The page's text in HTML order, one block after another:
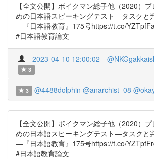
【全文公開】ボイクマン総子他（2020）
めの日本語スピーキングテスト―タスクと
―『日本語教育』175号https://t.co/
#日本語教育論文
2023-04-10 12:00:02
3
3 @4488dolphin @anarchist_08
【全文公開】ボイクマン総子他（2020）
めの日本語スピーキングテスト―タスクと
―『日本語教育』175号https://t.co/
#日本語教育論文